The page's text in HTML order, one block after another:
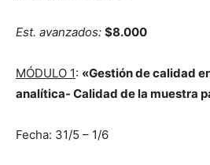
Est. avanzados: $8.000
MÓDULO 1: «Gestión de calidad
analítica- Calidad de la muestra
Fecha: 31/5 – 1/6